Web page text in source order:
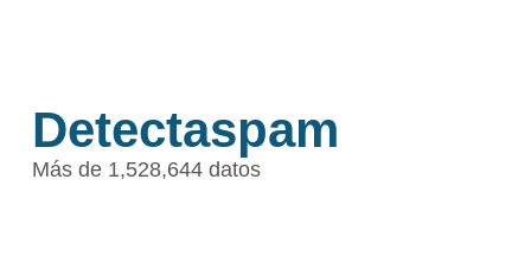
Detectaspam
Más de 1,528,644 datos